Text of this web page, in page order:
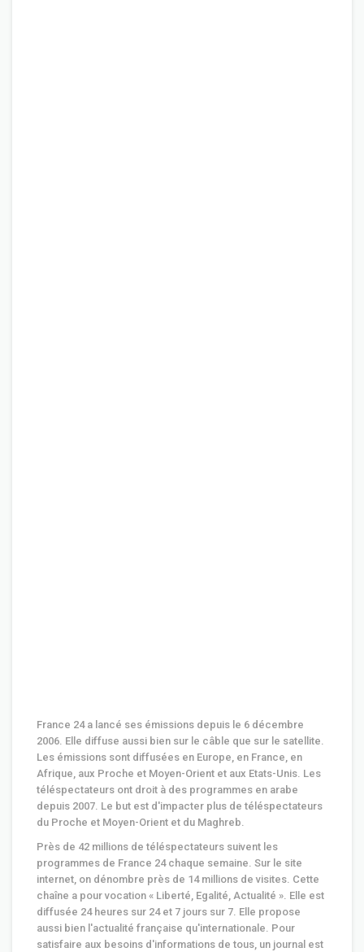
France 24 a lancé ses émissions depuis le 6 décembre
2006. Elle diffuse aussi bien sur le câble que sur le satellite.
Les émissions sont diffusées en Europe, en France, en
Afrique, aux Proche et Moyen-Orient et aux Etats-Unis. Les
téléspectateurs ont droit à des programmes en arabe
depuis 2007. Le but est d'impacter plus de téléspectateurs
du Proche et Moyen-Orient et du Maghreb.
Près de 42 millions de téléspectateurs suivent les
programmes de France 24 chaque semaine. Sur le site
internet, on dénombre près de 14 millions de visites. Cette
chaîne a pour vocation « Liberté, Egalité, Actualité ». Elle est
diffusée 24 heures sur 24 et 7 jours sur 7. Elle propose
aussi bien l'actualité française qu'internationale. Pour
satisfaire aux besoins d'informations de tous, un journal est